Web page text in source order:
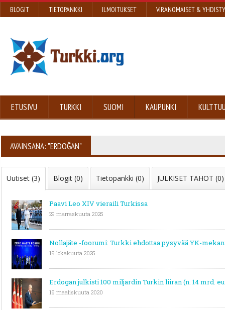
BLOGIT TIETOPANKKI ILMOITUKSET VIRANOMAISET &
ETUSIVU TURKKI SUOMI KAUPUNKI
AVAINSANA: "ERDOĞAN"
Uutiset (3) Blogit (0) Tietopankki (0) JULKISET TAHOT (0)
Paavi Leo XIV vieraili Turkissa
29 marraskuuta 2025
Nollajäte -foorumi: Turkki ehdottaa pysyvää YK-
19 lokakuuta 2025
Erdogan julkisti 100 miljardin Turkin liiran (n. 14 mrd.
19 maaliskuuta 2020